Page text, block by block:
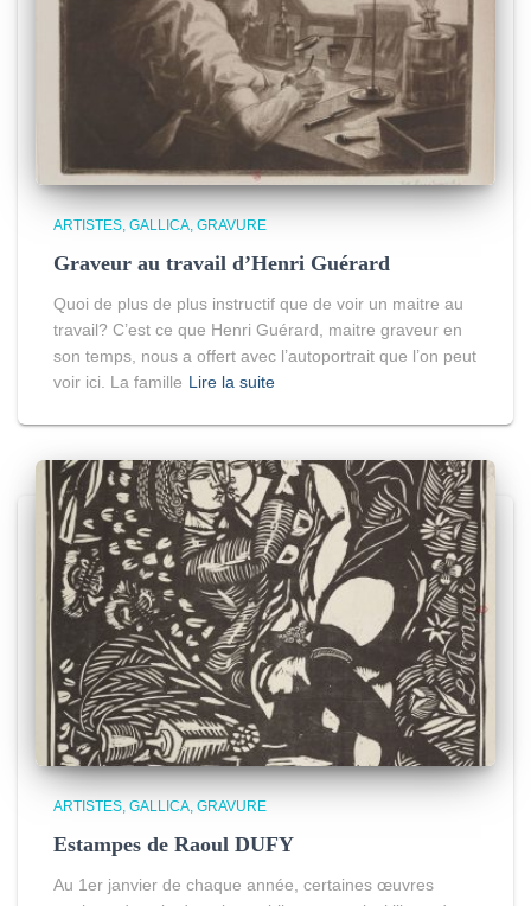
ARTISTES GALLICA GRAVURE
Graveur au travail d’Henri Guérard
Quoi de plus de plus instructif que de voir un maitre au
travail? C’est ce que Henri Guérard, maitre graveur en
son temps, nous a offert avec l’autoportrait que l’on peut
voir ici. La famille Lire la suite
ARTISTES GALLICA GRAVURE
Estampes de Raoul DUFY
Au 1er janvier de chaque année, certaines œuvres